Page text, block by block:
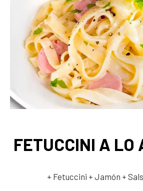
FETUCCINI A LO
+ Fetuccini + Jamón +